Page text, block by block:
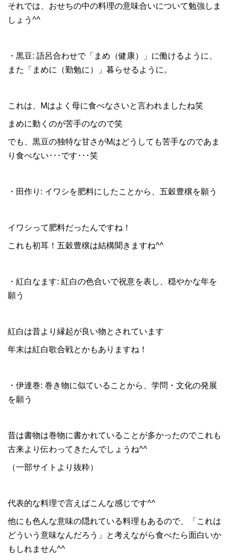
それでは、おせちの中の料理の意味合いについて勉強しま
しょう^^
・黒豆: 語呂合わせで「まめ（健康）」に働けるように、
また「まめに（勤勉に）」暮らせるように。
これは、Mはよく母に食べなさいと言われましたね笑
まめに動くのが苦手のなので笑
でも、黒豆の独特な甘さがMはどうしても苦手なのであま
り食べない･･･です･･･笑
・田作り: イワシを肥料にしたことから、五穀豊穣を願う
イワシって肥料だったんですね！
これも初耳！五穀豊穣は結構聞きますね^^
・紅白なます: 紅白の色合いで祝意を表し、穏やかな年を
願う
紅白は昔より縁起が良い物とされています
年末は紅白歌合戦とかもありますね！
・伊達巻: 巻き物に似ていることから、学問・文化の発展
を願う
昔は書物は巻物に書かれていることが多かったのでこれも
古来より伝わってきたんでしょうね^^
（一部サイトより抜粋）
代表的な料理で言えばこんな感じです^^
他にも色んな意味の隠れている料理もあるので、「これは
どういう意味なんだろう」と考えながら食べたら面白いか
もしれません^^